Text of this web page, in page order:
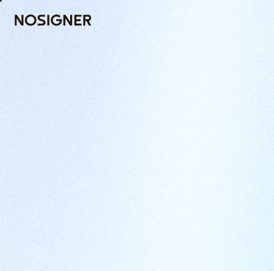
INÍCIO